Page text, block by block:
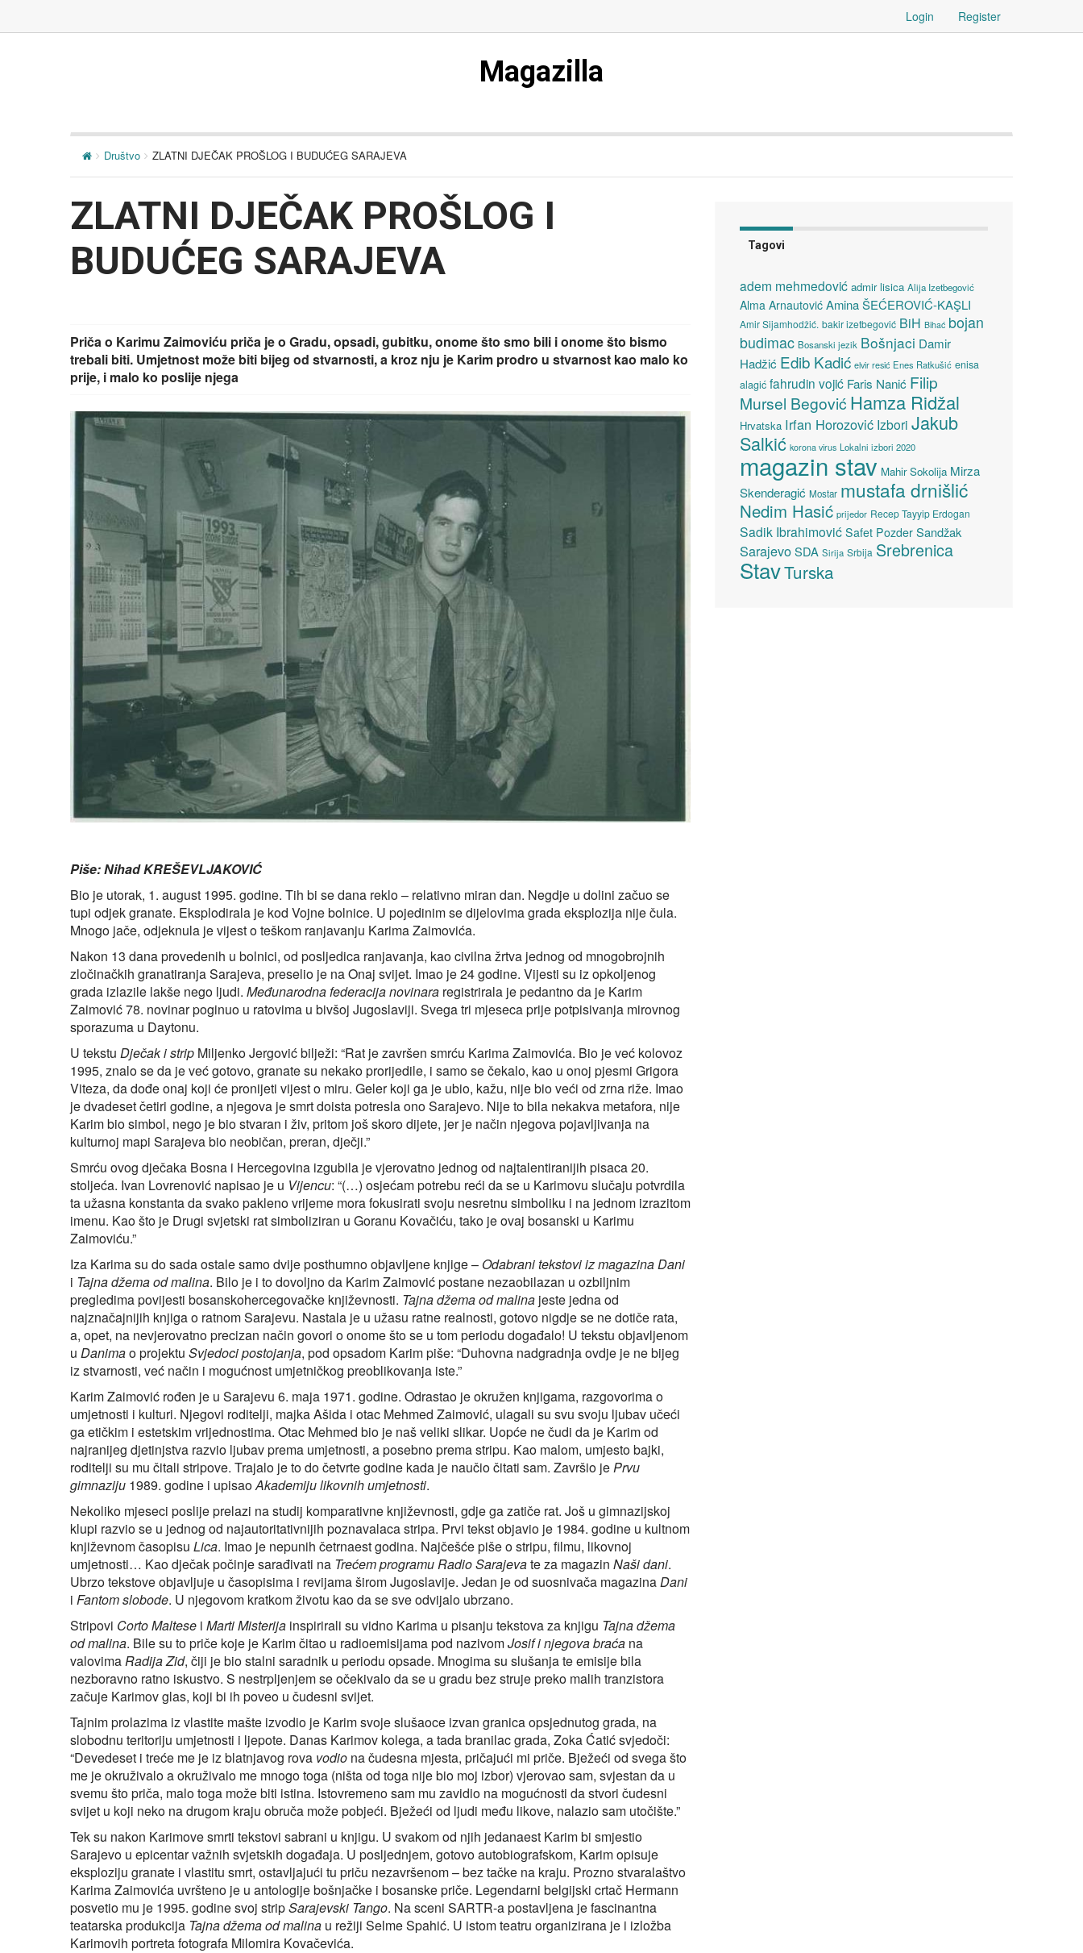
Login Register
Magazilla
Društvo ZLATNI DJEČAK PROŠLOG I BUDUĆEG SARAJEVA
ZLATNI DJEČAK PROŠLOG I
BUDUĆEG SARAJEVA
Priča o Karimu Zaimoviću priča je o Gradu, opsadi, gubitku, onome što smo bili i onome što bismo
trebali biti. Umjetnost može biti bijeg od stvarnosti, a kroz nju je Karim prodro u stvarnost kao malo ko
prije, i malo ko poslije njega
Piše: Nihad KREŠEVLJAKOVIĆ
Bio je utorak, 1. august 1995. godine. Tih bi se dana reklo – relativno miran dan. Negdje u dolini začuo se
tupi odjek granate. Eksplodirala je kod Vojne bolnice. U pojedinim se dijelovima grada eksplozija nije čula.
Mnogo jače, odjeknula je vijest o teškom ranjavanju Karima Zaimovića.
Nakon 13 dana provedenih u bolnici, od posljedica ranjavanja, kao civilna žrtva jednog od mnogobrojnih
zločinačkih granatiranja Sarajeva, preselio je na Onaj svijet. Imao je 24 godine. Vijesti su iz opkoljenog
grada izlazile lakše nego ljudi. Međunarodna federacija novinara registrirala je pedantno da je Karim
Zaimović 78. novinar poginuo u ratovima u bivšoj Jugoslaviji. Svega tri mjeseca prije potpisivanja mirovnog
sporazuma u Daytonu.
U tekstu Dječak i strip Miljenko Jergović bilježi: “Rat je završen smrću Karima Zaimovića. Bio je već kolovoz
1995, znalo se da je već gotovo, granate su nekako prorijedile, i samo se čekalo, kao u onoj pjesmi Grigora
Viteza, da dođe onaj koji će pronijeti vijest o miru. Geler koji ga je ubio, kažu, nije bio veći od zrna riže. Imao
je dvadeset četiri godine, a njegova je smrt doista potresla ono Sarajevo. Nije to bila nekakva metafora, nije
Karim bio simbol, nego je bio stvaran i živ, pritom još skoro dijete, jer je način njegova pojavljivanja na
kulturnoj mapi Sarajeva bio neobičan, preran, dječji.”
Smrću ovog dječaka Bosna i Hercegovina izgubila je vjerovatno jednog od najtalentiranijih pisaca 20.
stoljeća. Ivan Lovrenović napisao je u Vijencu: “(…) osjećam potrebu reći da se u Karimovu slučaju potvrdila
ta užasna konstanta da svako pakleno vrijeme mora fokusirati svoju nesretnu simboliku i na jednom izrazitom
imenu. Kao što je Drugi svjetski rat simboliziran u Goranu Kovačiću, tako je ovaj bosanski u Karimu
Zaimoviću.”
Iza Karima su do sada ostale samo dvije posthumno objavljene knjige – Odabrani tekstovi iz magazina Dani
i Tajna džema od malina. Bilo je i to dovoljno da Karim Zaimović postane nezaobilazan u ozbiljnim
pregledima povijesti bosanskohercegovačke književnosti. Tajna džema od malina jeste jedna od
najznačajnijih knjiga o ratnom Sarajevu. Nastala je u užasu ratne realnosti, gotovo nigdje se ne dotiče rata,
a, opet, na nevjerovatno precizan način govori o onome što se u tom periodu događalo! U tekstu objavljenom
u Danimao projektu Svjedoci postojanja, pod opsadom Karim piše: “Duhovna nadgradnja ovdje je ne bijeg
iz stvarnosti, već način i mogućnost umjetničkog preoblikovanja iste.”
Karim Zaimović rođen je u Sarajevu 6. maja 1971. godine. Odrastao je okružen knjigama, razgovorima o
umjetnosti i kulturi. Njegovi roditelji, majka Ašida i otac Mehmed Zaimović, ulagali su svu svoju ljubav učeći
ga etičkim i estetskim vrijednostima. Otac Mehmed bio je naš veliki slikar. Uopće ne čudi da je Karim od
najranijeg djetinjstva razvio ljubav prema umjetnosti, a posebno prema stripu. Kao malom, umjesto bajki,
roditelji su mu čitali stripove. Trajalo je to do četvrte godine kada je naučio čitati sam. Završio jePrvu
gimnaziju 1989. godine i upisaoAkademiju likovnih umjetnosti.
Nekoliko mjeseci poslije prelazi na studij komparativne književnosti, gdje ga zatiče rat. Još u gimnazijskoj
klupi razvio se u jednog od najautoritativnijih poznavalaca stripa. Prvi tekst objavio je 1984. godine u kultnom
književnom časopisu Lica. Imao je nepunih četrnaest godina. Najčešće piše o stripu, filmu, likovnoj
umjetnosti… Kao dječak počinje sarađivati na Trećem programu Radio Sarajevate za magazin Naši dani.
Ubrzo tekstove objavljuje u časopisima i revijama širom Jugoslavije. Jedan je od suosnivača magazinaDani
i Fantom slobode. U njegovom kratkom životu kao da se sve odvijalo ubrzano.
Stripovi Corto Maltese i Marti Misterija inspirirali su vidno Karima u pisanju tekstova za knjigu Tajna džema
od malina. Bile su to priče koje je Karim čitao u radioemisijama pod nazivomJosif i njegova braća na
valovimaRadija Zid, čiji je bio stalni saradnik u periodu opsade. Mnogima su slušanja te emisije bila
nezboravno ratno iskustvo. S nestrpljenjem se očekivalo da se u gradu bez struje preko malih tranzistora
začuje Karimov glas, koji bi ih poveo u čudesni svijet.
Tajnim prolazima iz vlastite mašte izvodio je Karim svoje slušaoce izvan granica opsjednutog grada, na
slobodnu teritoriju umjetnosti i ljepote. Danas Karimov kolega, a tada branilac grada, Zoka Ćatić svjedoči:
“Devedeset i treće me je iz blatnjavog rova vodio na čudesna mjesta, pričajući mi priče. Bježeći od svega što
me je okruživalo a okruživalo me mnogo toga (ništa od toga nije bio moj izbor) vjerovao sam, svjestan da u
svemu što priča, malo toga može biti istina. Istovremeno sam mu zavidio na mogućnosti da stvori čudesni
svijet u koji neko na drugom kraju obruča može pobjeći. Bježeći od ljudi među likove, nalazio sam utočište.”
Tek su nakon Karimove smrti tekstovi sabrani u knjigu. U svakom od njih jedanaest Karim bi smjestio
Sarajevo u epicentar važnih svjetskih događaja. U posljednjem, gotovo autobiografskom, Karim opisuje
eksploziju granate i vlastitu smrt, ostavljajući tu priču nezavršenom – bez tačke na kraju. Prozno stvaralaštvo
Karima Zaimovića uvršteno je u antologije bošnjačke i bosanske priče. Legendarni belgijski crtač Hermann
posvetio mu je 1995. godine svoj stripSarajevski Tango. Na sceni SARTR-a postavljena je fascinantna
teatarska produkcija Tajna džema od malina u režiji Selme Spahić. U istom teatru organizirana je i izložba
Karimovih portreta fotografa Milomira Kovačevića.
Tagovi
adem mehmedović admir lisica Alija Izetbegović
Alma Arnautović Amina ŠEĆEROVIĆ-KAŞLI
Amir Sijamhodžić. bakir izetbegović BiH Bihać bojan
budimac Bosanski jezik Bošnjaci Damir
Hadžić Edib Kadić elvir resić Enes Ratkušić enisa
alagić fahrudin vojić Faris Nanić Filip
Mursel Begović Hamza Ridžal
Hrvatska Irfan Horozović Izbori Jakub
Salkić korona virus Lokalni izbori 2020
magazin stav Mahir Sokolija Mirza
Skenderagić Mostar mustafa drnišlić
Nedim Hasić prijedor Recep Tayyip Erdogan
Sadik Ibrahimović Safet Pozder Sandžak
SarajevoSDA Sirija Srbija Srebrenica
StavTurska